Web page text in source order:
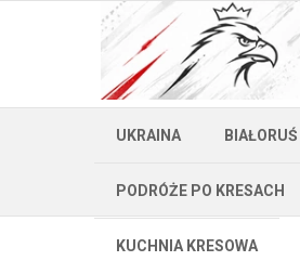
UKRAINA BIAŁORUŚ
PODRÓŻE PO KRESACH
KUCHNIA KRESOWA